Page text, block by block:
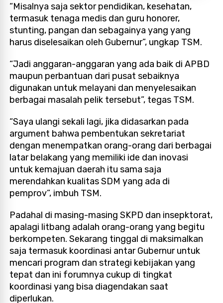
“Misalnya saja sektor pendidikan, kesehatan,
termasuk tenaga medis dan guru honorer,
stunting, pangan dan sebagainya yang yang
harus diselesaikan oleh Gubernur”, ungkap TSM.
“Jadi anggaran-anggaran yang ada baik di APBD
maupun perbantuan dari pusat sebaiknya
digunakan untuk melayani dan menyelesaikan
berbagai masalah pelik tersebut”, tegas TSM.
“Saya ulangi sekali lagi, jika didasarkan pada
argument bahwa pembentukan sekretariat
dengan menempatkan orang-orang dari berbagai
latar belakang yang memiliki ide dan inovasi
untuk kemajuan daerah itu sama saja
merendahkan kualitas SDM yang ada di
pemprov”, imbuh TSM.
Padahal di masing-masing SKPD dan insepktorat,
apalagi litbang adalah orang-orang yang begitu
berkompeten. Sekarang tinggal di maksimalkan
saja termasuk koordinasi antar Gubernur untuk
mencari program dan strategi kebijakan yang
tepat dan ini forumnya cukup di tingkat
koordinasi yang bisa diagendakan saat
diperlukan.